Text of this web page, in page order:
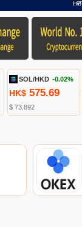
SOL/HKD -0.02%
HK$ 575.69
$ 73.892